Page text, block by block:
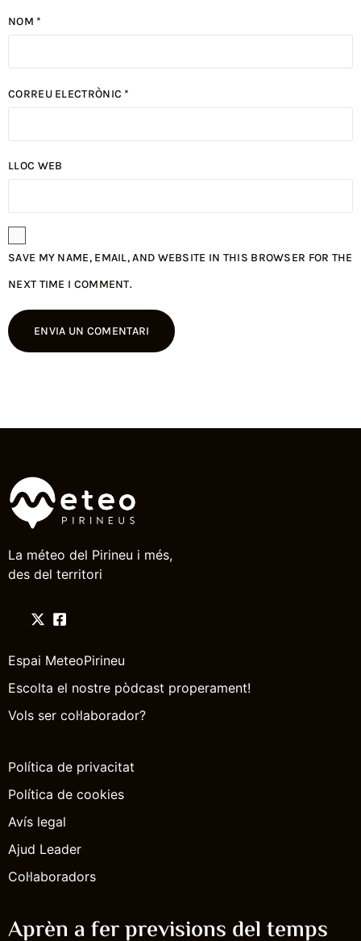
NOM *
CORREU ELECTRÒNIC *
LLOC WEB
SAVE MY NAME, EMAIL, AND WEBSITE IN THIS BROWSER FOR THE
NEXT TIME I COMMENT.
La méteo del Pirineu i més,
des del territori
Espai MeteoPirineu
Escolta el nostre pòdcast properament!
Vols ser col·laborador?
Política de privacitat
Política de cookies
Avís legal
Ajud Leader
Col·laboradors
Aprèn a fer previsions del temps